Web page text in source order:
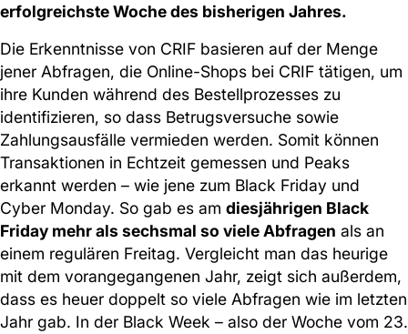
erfolgreichste Woche des bisherigen Jahres.
Die Erkenntnisse von CRIF basieren auf der Menge
jener Abfragen, die Online-Shops bei CRIF tätigen, um
ihre Kunden während des Bestellprozesses zu
identifizieren, so dass Betrugsversuche sowie
Zahlungsausfälle vermieden werden. Somit können
Transaktionen in Echtzeit gemessen und Peaks
erkannt werden – wie jene zum Black Friday und
Cyber Monday. So gab es am diesjährigen Black
Friday mehr als sechsmal so viele Abfragen als an
einem regulären Freitag. Vergleicht man das heurige
mit dem vorangegangenen Jahr, zeigt sich außerdem,
dass es heuer doppelt so viele Abfragen wie im letzten
Jahr gab. In der Black Week – also der Woche vom 23.